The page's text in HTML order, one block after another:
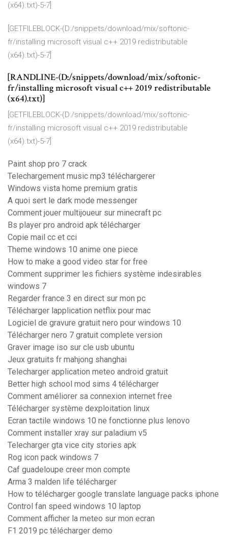
(x64).txt)-5-7]
[GETFILEBLOCK-(D:/snippets/download/mix/softonic-
fr/installing microsoft visual c++ 2019 redistributable
(x64).txt)-5-7]
[RANDLINE-(D:/snippets/download/mix/softonic-
fr/installing microsoft visual c++ 2019 redistributable
(x64).txt)]
[GETFILEBLOCK-(D:/snippets/download/mix/softonic-
fr/installing microsoft visual c++ 2019 redistributable
(x64).txt)-5-7]
Paint shop pro 7 crack
Telechargement music mp3 téléchargerer
Windows vista home premium gratis
A quoi sert le dark mode messenger
Comment jouer multijoueur sur minecraft pc
Bs player pro android apk télécharger
Copie mail cc et cci
Theme windows 10 anime one piece
How to make a good video star for free
Comment supprimer les fichiers système indesirables
windows 7
Regarder france 3 en direct sur mon pc
Télécharger lapplication netflix pour mac
Logiciel de gravure gratuit nero pour windows 10
Télécharger nero 7 gratuit complete version
Graver image iso sur cle usb ubuntu
Jeux gratuits fr mahjong shanghai
Telecharger application meteo android gratuit
Better high school mod sims 4 télécharger
Comment améliorer sa connexion internet free
Télécharger système dexploitation linux
Ecran tactile windows 10 ne fonctionne plus lenovo
Comment installer xray sur paladium v5
Telecharger gta vice city stories apk
Rog icon pack windows 7
Caf guadeloupe creer mon compte
Arma 3 malden life télécharger
How to télécharger google translate language packs iphone
Control fan speed windows 10 laptop
Comment afficher la meteo sur mon ecran
F1 2019 pc télécharger demo